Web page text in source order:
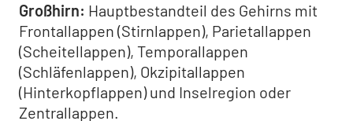
Großhirn Hauptbestandteil des Gehirns mit
Frontallappen (Stirnlappen), Parietallappen
(Scheitellappen), Temporallappen
(Schläfenlappen), Okzipitallappen
(Hinterkopflappen) und Inselregion oder
Zentrallappen.